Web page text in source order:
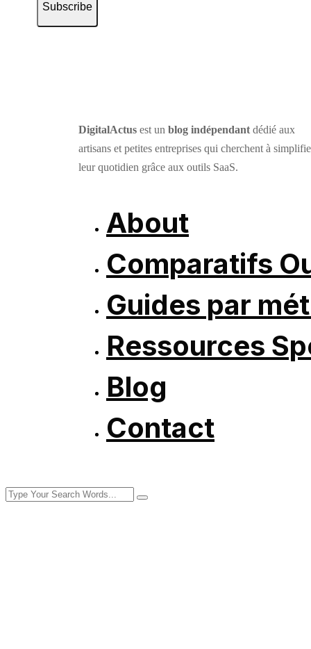
Subscribe
DigitalActus est un blog indépendant dédié aux
artisans et petites entreprises qui cherchent à
leur quotidien grâce aux outils SaaS.
About
Comparatifs
Guides par
Ressources
Blog
Contact